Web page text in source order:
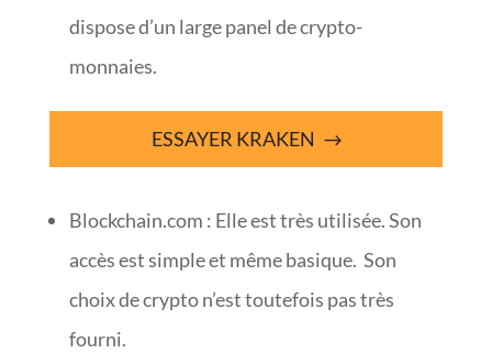
dispose d’un large panel de crypto-
monnaies.
ESSAYER KRAKEN
Blockchain.com : Elle est très utilisée. Son
accès est simple et même basique. Son
choix de crypto n’est toutefois pas très
fourni.